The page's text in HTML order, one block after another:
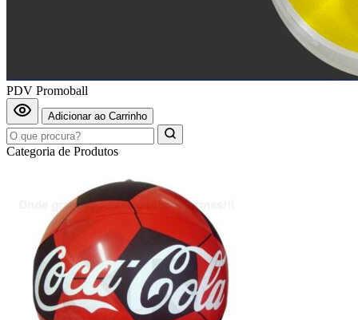
PDV Promoball
Adicionar ao Carrinho
Categoria de Produtos